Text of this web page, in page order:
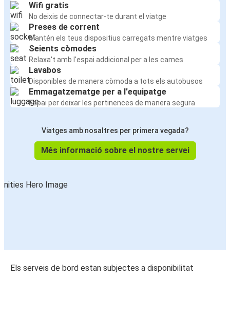
Wifi gratis
No deixis de connectar-te durant el viatge
Preses de corrent
Mantén els teus dispositius carregats mentre viatges
Seients còmodes
Relaxa't amb l'espai addicional per a les cames
Lavabos
Disponibles de manera còmoda a tots els autobusos
Emmagatzematge per a l'equipatge
Espai per deixar les pertinences de manera segura
Viatges amb nosaltres per primera vegada?
Més informació sobre el nostre servei
Els serveis de bord estan subjectes a disponibilitat